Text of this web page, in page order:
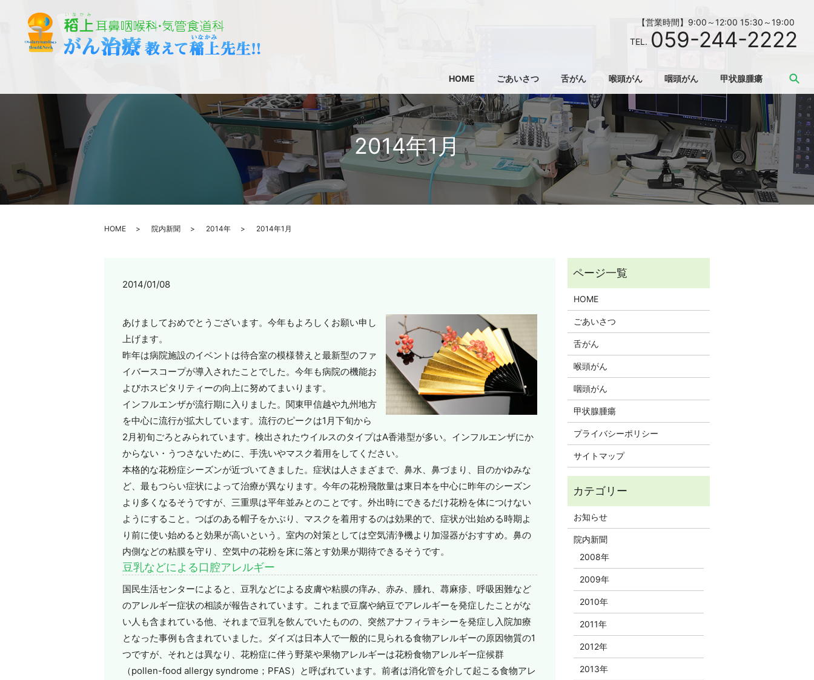
【営業時間】9:00～12:00 15:30～19:00
TEL. 059-244-2222
HOME ごあいさつ 舌がん 喉頭がん 咽頭がん 甲状腺腫瘍
2014年1月
HOME 院内新聞 2014年 2014年1月
2014/01/08
あけましておめでとうございます。今年もよろしくお願い申し
上げます。
昨年は病院施設のイベントは待合室の模様替えと最新型のファ
イバースコープが導入されたことでした。今年も病院の機能お
よびホスピタリティーの向上に努めてまいります。
インフルエンザが流行期に入りました。関東甲信越や九州地方
を中心に流行が拡大しています。流行のピークは1月下旬から
2月初旬ごろとみられています。検出されたウイルスのタイプはA香港型が多い。インフルエンザにか
からない・うつさないために、手洗いやマスク着用をしてください。
本格的な花粉症シーズンが近づいてきました。症状は人さまざまで、鼻水、鼻づまり、目のかゆみな
ど、最もつらい症状によって治療が異なります。今年の花粉飛散量は東日本を中心に昨年のシーズン
より多くなるそうですが、三重県は平年並みとのことです。外出時にできるだけ花粉を体につけない
ようにすること。つばのある帽子をかぶり、マスクを着用するのは効果的で、症状が出始める時期よ
り前に使い始めると効果が高いという。室内の対策としては空気清浄機より加湿器がおすすめ。鼻の
内側などの粘膜を守り、空気中の花粉を床に落とす効果が期待できるそうです。
豆乳などによる口腔アレルギー
国民生活センターによると、豆乳などによる皮膚や粘膜の痒み、赤み、腫れ、蕁麻疹、呼吸困難など
のアレルギー症状の相談が報告されています。これまで豆腐や納豆でアレルギーを発症したことがな
い人も含まれている他、それまで豆乳を飲んでいたものの、突然アナフィラキシーを発症し入院加療
となった事例も含まれていました。ダイズは日本人で一般的に見られる食物アレルギーの原因物質の1
つですが、それとは異なり、花粉症に伴う野菜や果物アレルギーは花粉食物アレルギー症候群
（pollen-food allergy syndrome；PFAS）と呼ばれています。前者は消化管を介して起こる食物アレ
HOME
ごあいさつ
舌がん
喉頭がん
咽頭がん
甲状腺腫瘍
プライバシーポリシー
サイトマップ
お知らせ
院内新聞
2008年
2009年
2010年
2011年
2012年
2013年